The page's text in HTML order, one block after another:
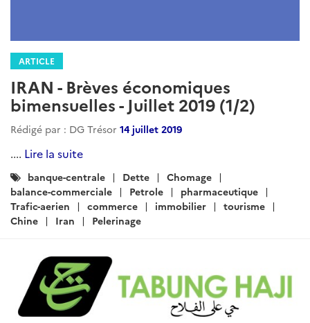
ARTICLE
IRAN - Brèves économiques
bimensuelles - Juillet 2019 (1/2)
Rédigé par : DG Trésor 14 juillet 2019
.... Lire la suite
Catégories
:
banque-centrale Dette
Chomage
balance-commerciale
Petrole
pharmaceutique
Trafic-aerien
commerce immobilier
tourisme
Chine
Iran Pelerinage